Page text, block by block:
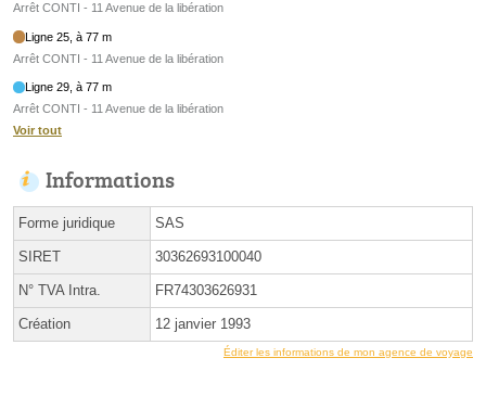
Arrêt CONTI - 11 Avenue de la libération
Ligne 25, à 77 m
Arrêt CONTI - 11 Avenue de la libération
Ligne 29, à 77 m
Arrêt CONTI - 11 Avenue de la libération
Voir tout
Informations
Forme juridique SAS
SIRET 30362693100040
N° TVA Intra. FR74303626931
Création 12 janvier 1993
Éditer les informations de mon agence de voyage